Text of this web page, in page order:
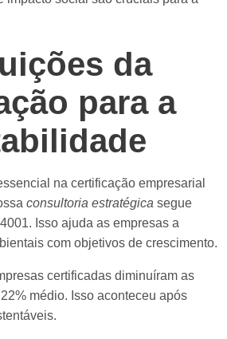
da
para a
na certificação empresarial
consultoria estratégica segue
Isso ajuda as empresas a
com objetivos de crescimento.
certificadas diminuíram as
médio. Isso aconteceu após